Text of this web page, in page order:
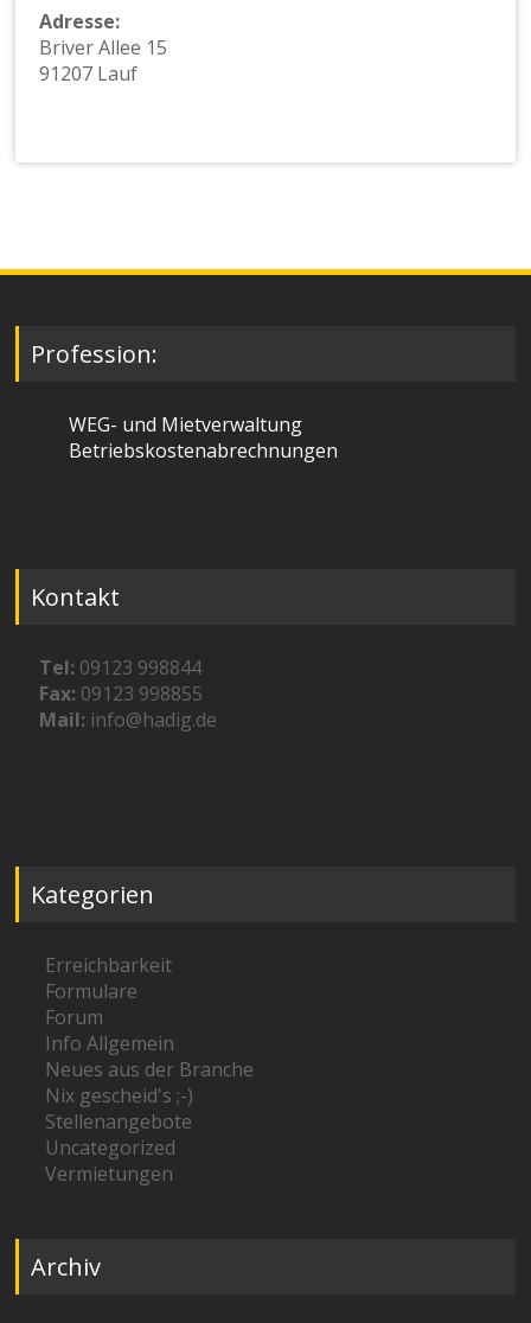
Adresse:
Briver Allee 15
91207 Lauf
Profession:
WEG- und Mietverwaltung
Betriebskostenabrechnungen
Kontakt
Tel: 09123 998844
Fax: 09123 998855
Mail: info@hadig.de
Kategorien
Erreichbarkeit
Formulare
Forum
Info Allgemein
Neues aus der Branche
Nix gescheid's ;-)
Stellenangebote
Uncategorized
Vermietungen
Archiv